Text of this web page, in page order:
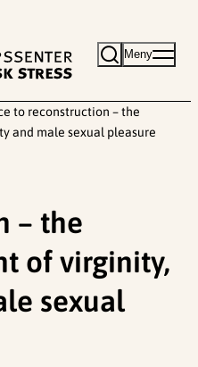
Meny
to reconstruction – the
and male sexual pleasure
– the
of virginity,
sexual